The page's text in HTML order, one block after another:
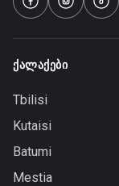
ᲥᲐᲚᲐᲥᲔᲑᲘ
Tbilisi
Kutaisi
Batumi
Mestia